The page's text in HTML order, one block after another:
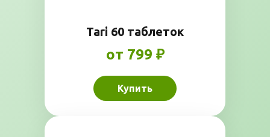
Tari 60 таблеток
от 799 ₽
Купить